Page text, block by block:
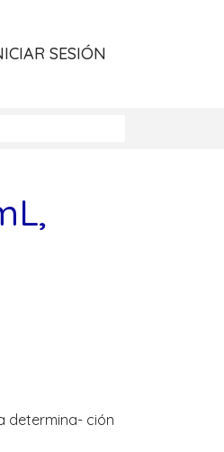
SESIÓN
determina- ción